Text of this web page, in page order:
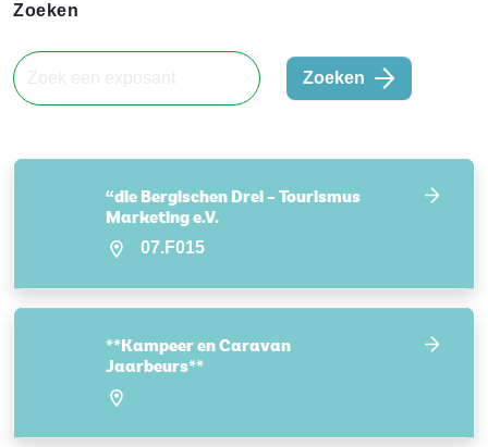
Zoeken
Zoeken
“die Bergischen Drei – Tourismus
Marketing e.V.
07.F015
**Kampeer en Caravan
Jaarbeurs**